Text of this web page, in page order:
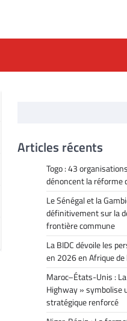
Articles récents
Togo : 43
dénoncent la réforme
Le Sénégal et la
définitivement sur la
frontière commune
La BIDC dévoile les
en 2026 en Afrique de
Maroc–États-Unis :
Highway » symbolise
stratégique renforcé